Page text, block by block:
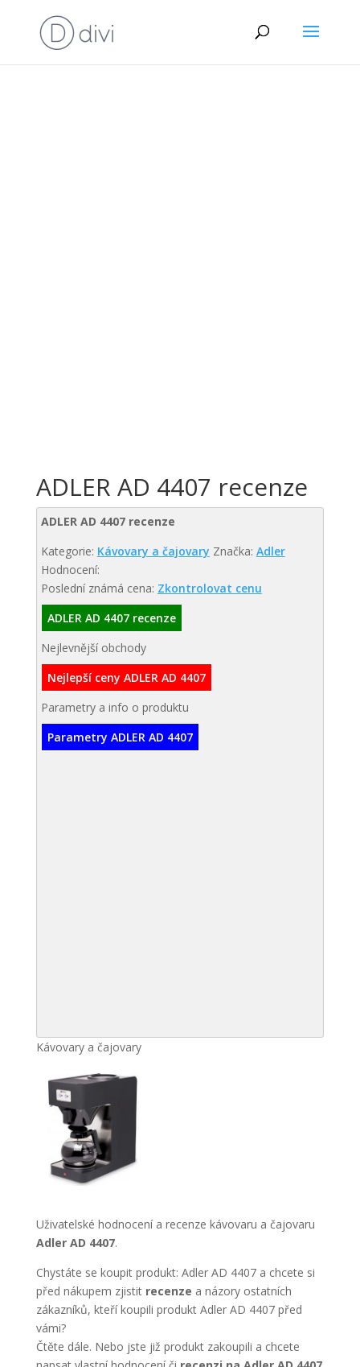
ADLER AD 4407 recenze
ADLER AD 4407 recenze
Kategorie: Kávovary a čajovary Značka: Adler
Hodnocení:
Poslední známá cena: Zkontrolovat cenu
ADLER AD 4407 recenze
Nejlevnější obchody
Nejlepší ceny ADLER AD 4407
Parametry a info o produktu
Parametry ADLER AD 4407
Kávovary a čajovary
Uživatelské hodnocení a recenze kávovaru a čajovaru
Adler AD 4407.
Chystáte se koupit produkt: Adler AD 4407 a chcete si
před nákupem zjistit recenze a názory ostatních
zákazníků, kteří koupili produkt Adler AD 4407 před
vámi?
Čtěte dále. Nebo jste již produkt zakoupili a chcete